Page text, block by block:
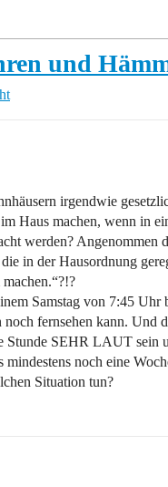
und
irgendwie
Haus machen, wenn in
werden?
in der Hausordnung
Samstag von 7:45
fernsehen kann. Und
SEHR LAUT sein
noch eine
Situation tun?